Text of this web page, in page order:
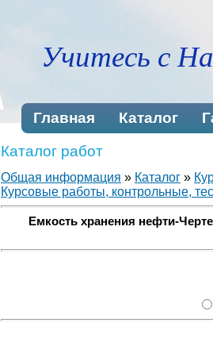
Учитесь с
Главная Каталог
Каталог работ
Общая информация » Каталог »
Курсовые работы, контрольные,
Емкость хранения нефти-